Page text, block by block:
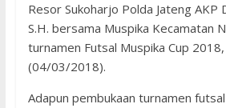
Resor Sukoharjo Polda Jateng AKP
S.H. bersama Muspika Kecamatan
turnamen Futsal Muspika Cup
(04/03/2018).
Adapun pembukaan turnamen